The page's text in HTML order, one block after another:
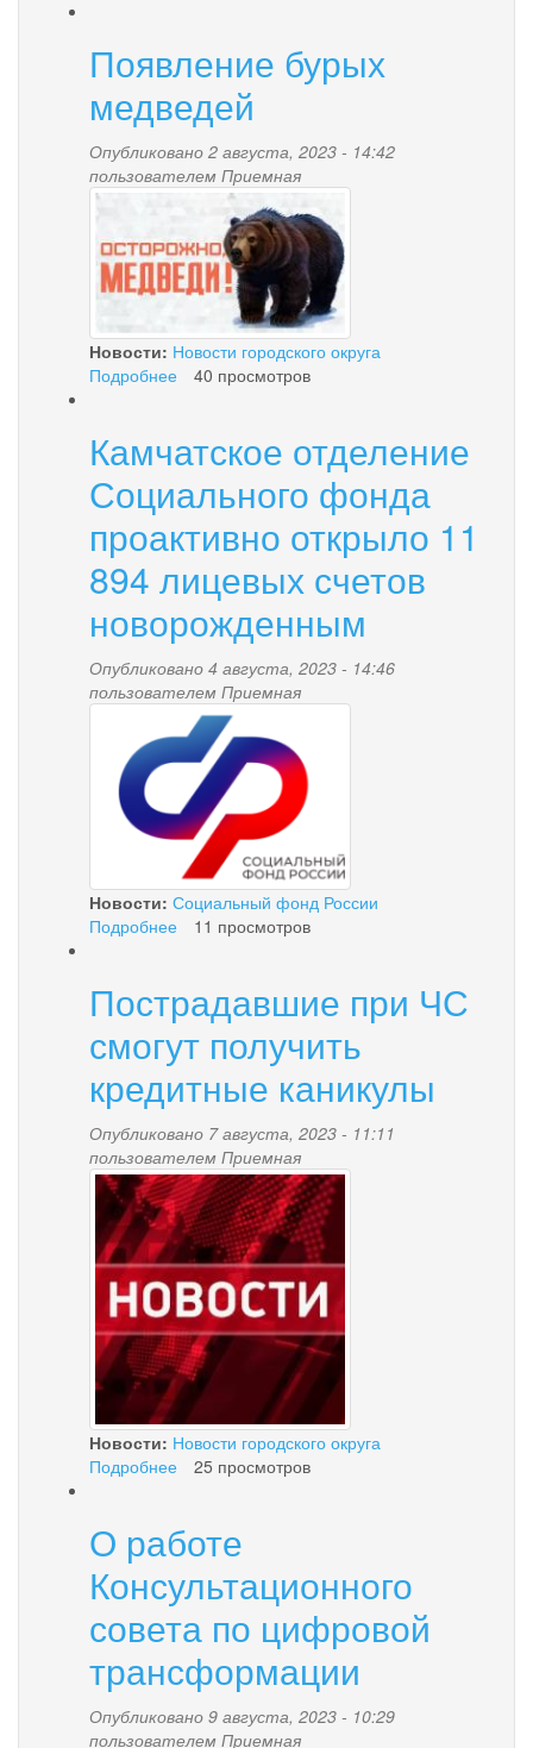
строится
новый
магазин
Появление бурых
медведей
Опубликовано 2 августа, 2023 - 14:42
пользователем Приемная
medved.jpg
Новости: Новости городского округа
Подробнее
медведей
40 просмотров
Камчатское отделение
Социального фонда
проактивно открыло 11
894 лицевых счетов
новорожденным
Опубликовано 4 августа, 2023 - 14:46
пользователем Приемная
3.png
Новости: Социальный фонд России
Подробнее
Социального
фонда
проактивно
11
лицевых
счетов
новорожденным
11 просмотров
Пострадавшие при ЧС
смогут получить
кредитные каникулы
Опубликовано 7 августа, 2023 - 11:11
пользователем Приемная
news-
palana.jpg
Новости: Новости городского округа
Подробнее
ЧС
смогут
получить
кредитные
каникулы
25 просмотров
О работе
Консультационного
совета по цифровой
трансформации
Опубликовано 9 августа, 2023 - 10:29
пользователем Приемная